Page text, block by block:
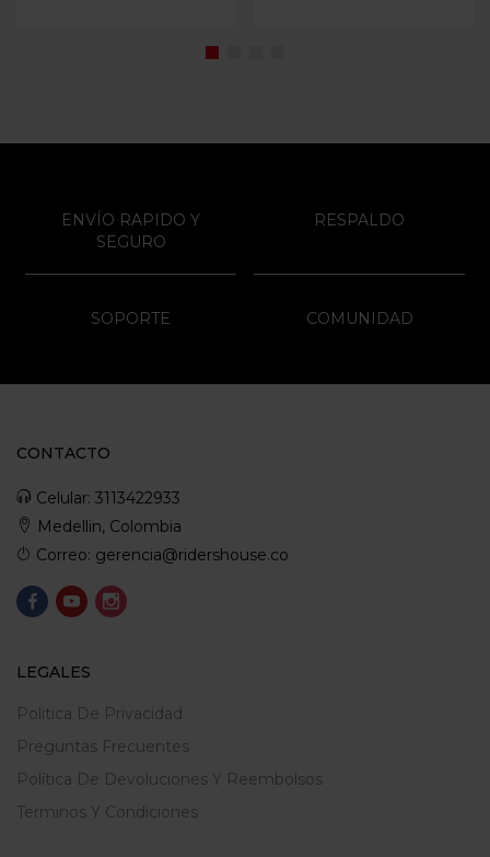
ENVÍO RAPIDO Y
SEGURO
RESPALDO
SOPORTE COMUNIDAD
CONTACTO
Celular: 3113422933
Medellin, Colombia
Correo: gerencia@ridershouse.co
LEGALES
Politica De Privacidad
Preguntas Frecuentes
Política De Devoluciones Y Reembolsos
Terminos Y Condiciones